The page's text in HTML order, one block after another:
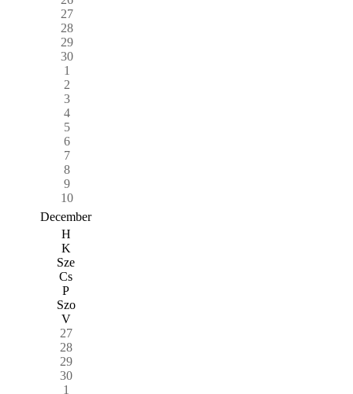
27
28
29
30
1
2
3
4
5
6
7
8
9
10
December
H
K
Sze
Cs
P
Szo
V
27
28
29
30
1